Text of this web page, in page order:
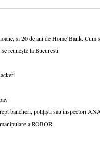
și 20 de ani de Home’Bank. Cum
reunește la București
bancheri, polițiști sau inspectori
a ROBOR